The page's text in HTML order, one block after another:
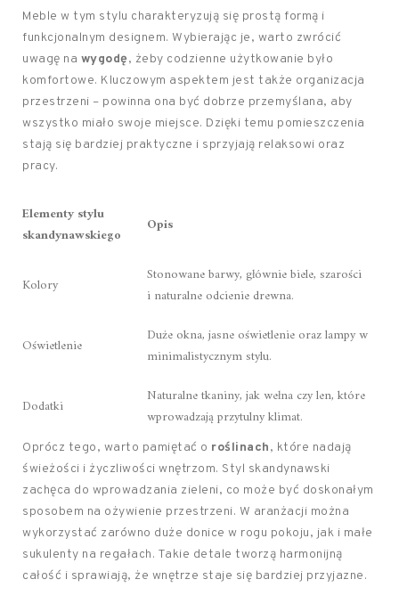
Meble w tym stylu charakteryzują się prostą formą i
funkcjonalnym designem. Wybierając je, warto zwrócić
uwagę na wygodę, żeby codzienne użytkowanie było
komfortowe. Kluczowym aspektem jest także organizacja
przestrzeni – powinna ona być dobrze przemyślana, aby
wszystko miało swoje miejsce. Dzięki temu pomieszczenia
stają się bardziej praktyczne i sprzyjają relaksowi oraz
pracy.
Elementy stylu
skandynawskiego
Opis
Kolory
Stonowane barwy, głównie biele, szarości
i naturalne odcienie drewna.
Oświetlenie
Duże okna, jasne oświetlenie oraz lampy w
minimalistycznym stylu.
Dodatki
Naturalne tkaniny, jak wełna czy len, które
wprowadzają przytulny klimat.
Oprócz tego, warto pamiętać o roślinach, które nadają
świeżości i życzliwości wnętrzom. Styl skandynawski
zachęca do wprowadzania zieleni, co może być doskonałym
sposobem na ożywienie przestrzeni. W aranżacji można
wykorzystać zarówno duże donice w rogu pokoju, jak i małe
sukulenty na regałach. Takie detale tworzą harmonijną
całość i sprawiają, że wnętrze staje się bardziej przyjazne.